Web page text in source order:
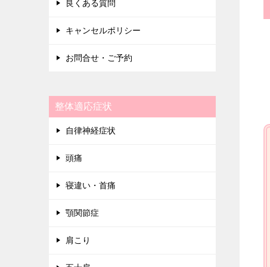
良くある質問
キャンセルポリシー
お問合せ・ご予約
整体適応症状
自律神経症状
頭痛
寝違い・首痛
顎関節症
肩こり